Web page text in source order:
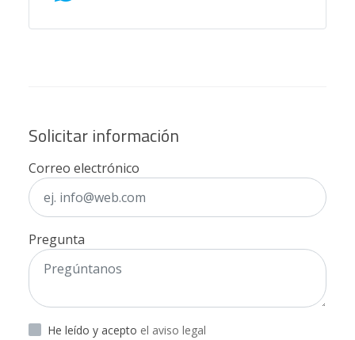
Solicitar información
Correo electrónico
Pregunta
He leído y acepto el aviso legal